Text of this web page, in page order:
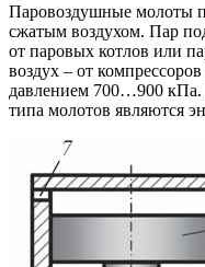
Паровоздушные молоты
сжатым воздухом. Пар
от паровых котлов или
воздух – от
давлением 700…900 кПа.
типа молотов являются